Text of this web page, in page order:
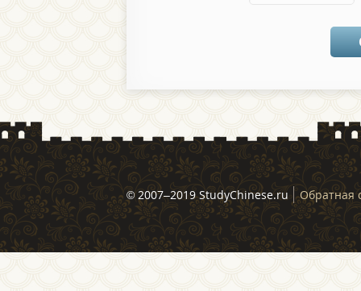
© 2007–2019 StudyChinese.ru Обратная